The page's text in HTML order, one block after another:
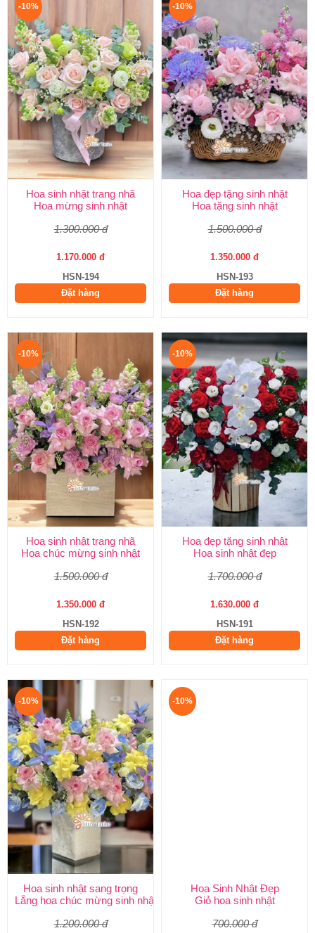
-10%
Hoa sinh nhật trang nhã
Hoa mừng sinh nhật
1.300.000 đ
1.170.000 đ
HSN-194
Đặt hàng
-10%
Hoa đẹp tặng sinh nhật
Hoa tặng sinh nhật
1.500.000 đ
1.350.000 đ
HSN-193
Đặt hàng
-10%
Hoa sinh nhật trang nhã
Hoa chúc mừng sinh nhật
1.500.000 đ
1.350.000 đ
HSN-192
Đặt hàng
-10%
Hoa đẹp tặng sinh nhật
Hoa sinh nhật đẹp
1.700.000 đ
1.630.000 đ
HSN-191
Đặt hàng
-10%
Hoa sinh nhật sang trọng
Lẵng hoa chúc mừng sinh nhật
1.200.000 đ
-10%
Hoa Sinh Nhật Đẹp
Giỏ hoa sinh nhật
700.000 đ